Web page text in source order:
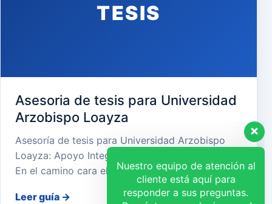
TESIS
Asesoria de tesis para Universidad
Arzobispo Loayza
Asesoría de tesis para Universidad Arzobispo
Loayza: Apoyo Integral para el Éxito Académico
En el camino cara el…
Leer guía →
Nuestro equipo de atención al
responder a sus preguntas.
¡Pregúntenos cualquier cosa!
Hola, ¿en qué puedo
ayudar?